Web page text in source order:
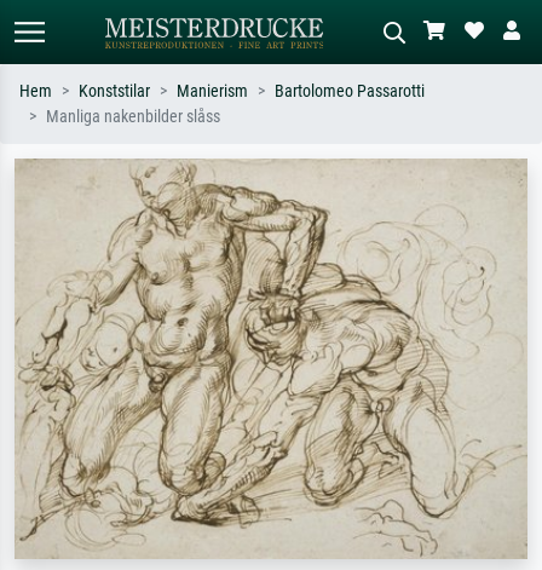
Sök efter konstnär, titel eller stil –
t.ex. Monet, Stjärnenatt,
impressionism, Hokusai-våg, naken.
Beskriv scenen – t.ex. grön äng,
abstrakt med mycket rött, mörk
oljemålning, stående naken bredvid ett
träd.
Hem Konststilar Manierism
Bartolomeo Passarotti
Manliga nakenbilder slåss